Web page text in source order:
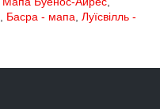
, Басра - мапа, Луїсвілль -